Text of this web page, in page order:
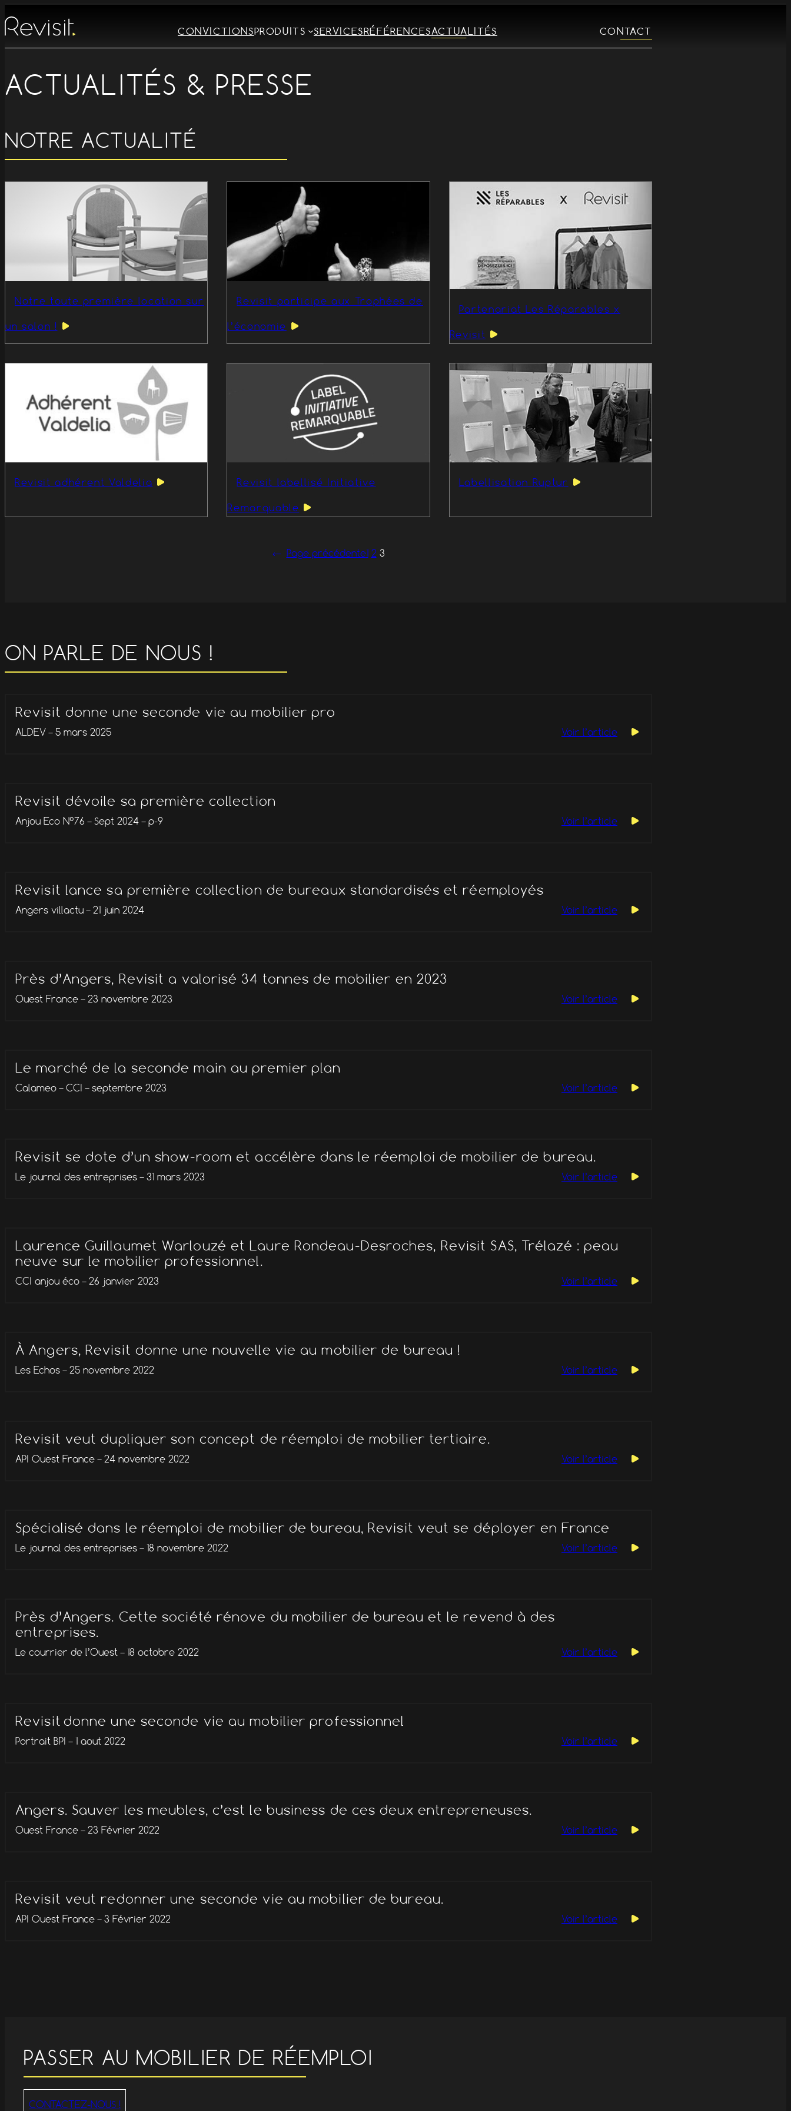
CONVICTIONSPRODUITS SERVICESRÉFÉRENCESACTUALITÉS CONTACT
ACTUALITÉS & PRESSE
NOTRE ACTUALITÉ
Notre toute première location sur
un salon !
Revisit participe aux Trophées de
l’économie
Partenariat Les Réparables x
Revisit
Revisit adhérent Valdelia Revisit labellisé Initiative
Remarquable
Labellisation Ruptur
← Page précédente1 2 3
ON PARLE DE NOUS !
Revisit donne une seconde vie au mobilier pro
ALDEV – 5 mars 2025 Voir l’article
Revisit dévoile sa première collection
Anjou Eco N°76 – Sept 2024 – p-9 Voir l’article
Revisit lance sa première collection de bureaux standardisés et réemployés
Angers villactu – 21 juin 2024 Voir l’article
Près d’Angers, Revisit a valorisé 34 tonnes de mobilier en 2023
Ouest France – 23 novembre 2023 Voir l’article
Le marché de la seconde main au premier plan
Calameo – CCI – septembre 2023 Voir l’article
Revisit se dote d’un show-room et accélère dans le réemploi de mobilier de bureau.
Le journal des entreprises – 31 mars 2023 Voir l’article
Laurence Guillaumet Warlouzé et Laure Rondeau-Desroches, Revisit SAS, Trélazé : peau
neuve sur le mobilier professionnel.
CCI anjou éco – 26 janvier 2023 Voir l’article
À Angers, Revisit donne une nouvelle vie au mobilier de bureau !
Les Echos – 25 novembre 2022 Voir l’article
Revisit veut dupliquer son concept de réemploi de mobilier tertiaire.
API Ouest France – 24 novembre 2022 Voir l’article
Spécialisé dans le réemploi de mobilier de bureau, Revisit veut se déployer en France
Le journal des entreprises – 18 novembre 2022 Voir l’article
Près d’Angers. Cette société rénove du mobilier de bureau et le revend à des
entreprises.
Le courrier de l’Ouest – 18 octobre 2022 Voir l’article
Revisit donne une seconde vie au mobilier professionnel
Portrait BPI – 1 aout 2022 Voir l’article
Angers. Sauver les meubles, c’est le business de ces deux entrepreneuses.
Ouest France – 23 Février 2022 Voir l’article
Revisit veut redonner une seconde vie au mobilier de bureau.
API Ouest France – 3 Février 2022 Voir l’article
PASSER AU MOBILIER DE RÉEMPLOI
CONTACTEZ-NOUS !